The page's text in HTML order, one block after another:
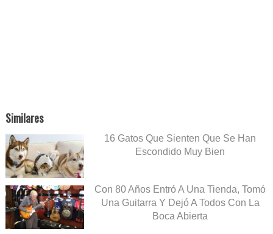
Similares
16 Gatos Que Sienten Que Se Han
Escondido Muy Bien
Con 80 Años Entró A Una Tienda, Tomó
Una Guitarra Y Dejó A Todos Con La
Boca Abierta